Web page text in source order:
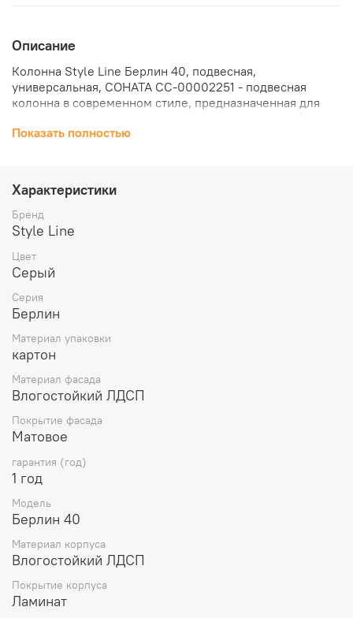
Описание
Колонна Style Line Берлин 40, подвесная,
универсальная, СОНАТА СС-00002251 - подвесная
колонна в современном стиле, предназначенная для
комнаты.
позволяет распределить предметы по назначению и
наиболее частому использованию.
Корпус изделия наполнен минимализмом, основным
выразительным элементом в коллекции выступает
ламинированное покрытие с дизайном под деревянную
поверхность.
Показать полностью
Характеристики
Бренд
Style Line
Цвет
Серый
Серия
Берлин
Материал упаковки
картон
Материал фасада
Влогостойкий ЛДСП
Покрытие фасада
Матовое
гарантия (год)
1 год
Модель
Берлин 40
Материал корпуса
Влогостойкий ЛДСП
Покрытие корпуса
Ламинат